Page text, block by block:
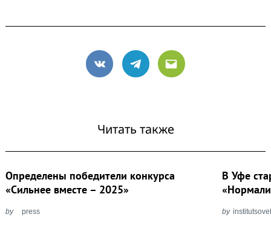
VK Telegram
Email
Читать также
Определены победители конкурса
«Сильнее вместе – 2025»
by press
В Уфе
by